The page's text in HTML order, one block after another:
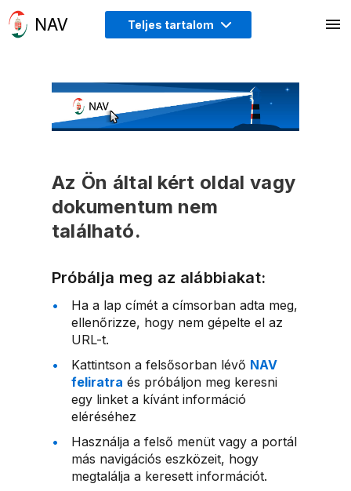
Teljes tartalom
Az Ön által kért oldal vagy
dokumentum nem
található.
Próbálja meg az alábbiakat:
Ha a lap címét a címsorban adta meg,
ellenőrizze, hogy nem gépelte el az
URL-t.
Kattintson a felsősorban lévő NAV
feliratra és próbáljon meg keresni
egy linket a kívánt információ
eléréséhez
Használja a felső menüt vagy a portál
más navigációs eszközeit, hogy
megtalálja a keresett információt.